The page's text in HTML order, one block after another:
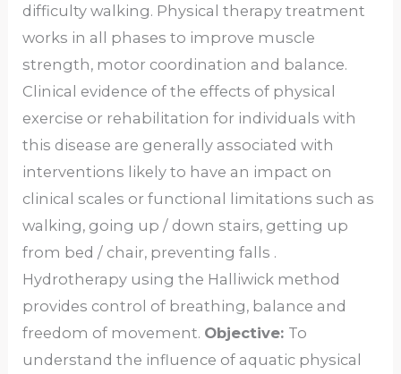
difficulty walking. Physical therapy treatment
works in all phases to improve muscle
strength, motor coordination and balance.
Clinical evidence of the effects of physical
exercise or rehabilitation for individuals with
this disease are generally associated with
interventions likely to have an impact on
clinical scales or functional limitations such as
walking, going up / down stairs, getting up
from bed / chair, preventing falls .
Hydrotherapy using the Halliwick method
provides control of breathing, balance and
freedom of movement. Objective: To
understand the influence of aquatic physical